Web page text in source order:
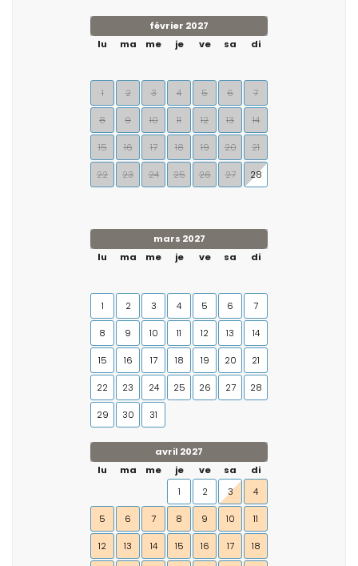
février 2027
lu
ma me je ve sa di
1 2 3 4 5 6 7
8 9 10 11 12 13 14
15 16 17 18 19 20 21
22 23 24 25 26 27 28
mars 2027
lu
ma me je ve sa di
1 2 3 4 5 6 7
8 9 10 11 12 13 14
15 16 17 18 19 20 21
22 23 24 25 26 27 28
29 30 31
avril 2027
lu
ma me je ve sa
di
1
2 3 4
5 6 7 8 9 10 11
12 13 14 15 16 17 18